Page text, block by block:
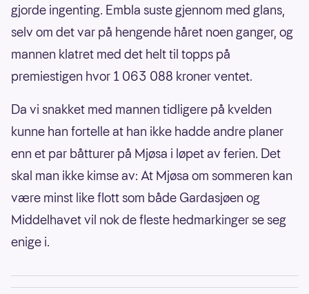
gjorde ingenting. Embla suste gjennom med glans,
selv om det var på hengende håret noen ganger, og
mannen klatret med det helt til topps på
premiestigen hvor 1 063 088 kroner ventet.
Da vi snakket med mannen tidligere på kvelden
kunne han fortelle at han ikke hadde andre planer
enn et par båtturer på Mjøsa i løpet av ferien. Det
skal man ikke kimse av: At Mjøsa om sommeren kan
være minst like flott som både Gardasjøen og
Middelhavet vil nok de fleste hedmarkinger se seg
enige i.